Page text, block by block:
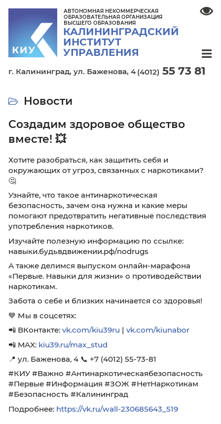
АВТОНОМНАЯ НЕКОММЕРЧЕСКАЯ
ОБРАЗОВАТЕЛЬНАЯ ОРГАНИЗАЦИЯ
ВЫСШЕГО ОБРАЗОВАНИЯ
КАЛИНИНГРАДСКИЙ
ИНСТИТУТ
Новости
Создадим здоровое общество
вместе! 💥
Хотите разобраться, как защитить себя и
окружающих от угроз, связанных с
🤔
Узнайте, что такое антинаркотическая
безопасность, зачем она нужна и какие
помогают предотвратить негативные
употребления наркотиков.
Изучайте полезную информацию по ссылке:
навыки.будьвдвижении.рф/nodrugs
А также делимся выпуском онлайн-
«Первые. Навыки для жизни» о
наркотикам.
Забота о себе и близких начинается со
💙 Мы в соцсетях:
📲 ВКонтакте:vk.com/kiu39ru
📲 MAX:kiu39.ru/max_stud